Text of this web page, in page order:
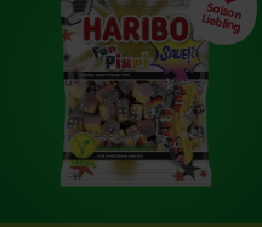
Saison
Liebling